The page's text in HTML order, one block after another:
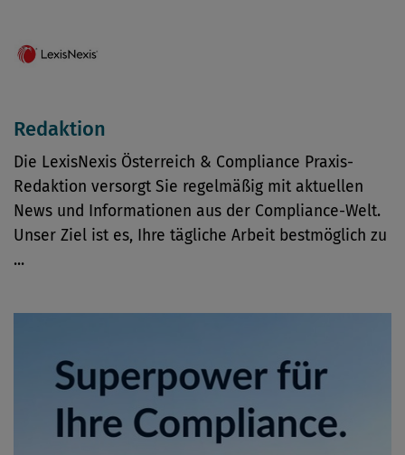
Redaktion
Die LexisNexis Österreich & Compliance Praxis-
Redaktion versorgt Sie regelmäßig mit aktuellen
News und Informationen aus der Compliance-Welt.
Unser Ziel ist es, Ihre tägliche Arbeit bestmöglich zu
...